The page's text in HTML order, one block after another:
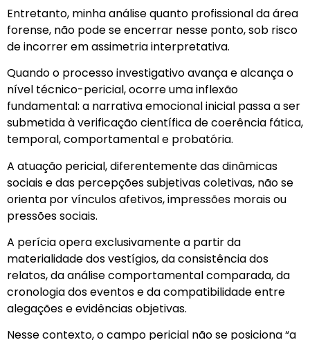
Entretanto, minha análise quanto profissional da área
forense, não pode se encerrar nesse ponto, sob risco
de incorrer em assimetria interpretativa.
Quando o processo investigativo avança e alcança o
nível técnico-pericial, ocorre uma inflexão
fundamental: a narrativa emocional inicial passa a ser
submetida à verificação científica de coerência fática,
temporal, comportamental e probatória.
A atuação pericial, diferentemente das dinâmicas
sociais e das percepções subjetivas coletivas, não se
orienta por vínculos afetivos, impressões morais ou
pressões sociais.
A perícia opera exclusivamente a partir da
materialidade dos vestígios, da consistência dos
relatos, da análise comportamental comparada, da
cronologia dos eventos e da compatibilidade entre
alegações e evidências objetivas.
Nesse contexto, o campo pericial não se posiciona “a